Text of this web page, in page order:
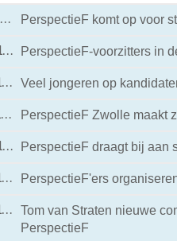
31-10-201631-10-2016 11:00
PerspectieF komt op voor
28-10-201628-10-2016 15:40
PerspectieF-voorzitters in
18-10-201618-10-2016 17:19
Veel jongeren op
12-10-201612-10-2016 14:38
PerspectieF Zwolle maakt
05-10-201605-10-2016 18:41
PerspectieF draagt bij aan
03-10-201603-10-2016 22:26
PerspectieF'ers
01-10-201601-10-2016 14:09
Tom van Straten nieuwe
PerspectieF